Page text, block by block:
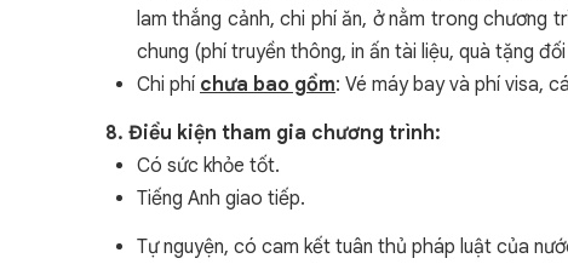
lam thắng cảnh, chi phí ăn, ở nằm trong chương
chung (phí truyền thông, in ấn tài liệu, quà tặng
Chi phí chưa bao gồm: Vé máy bay và phí visa,
8. Điều kiện tham gia chương trình:
Có sức khỏe tốt.
Tiếng Anh giao tiếp.
Tự nguyện, có cam kết tuân thủ pháp luật của